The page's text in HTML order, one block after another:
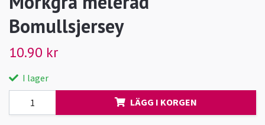
Bomullsjersey
10.90 kr
I lager
LÄGG I KORGEN